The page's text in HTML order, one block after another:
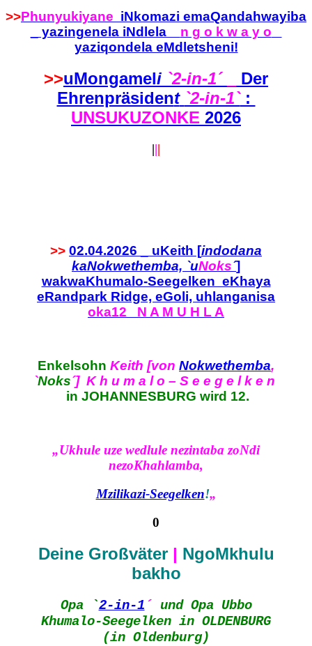
>>Phunyukiyane iNkomazi emaQandahwayiba
_ yazingenela iNdlela n g o k w a y o
yaziqondela eMdletsheni!
>>uMongameli `2-in-1´
Der
Ehrenpräsident `2-in-1`:
UNSUKUZONKE 2026
|||
>> 02.04.2026 _ uKeith [indodana
kaNokwethemba, `uNoks´]
wakwaKhumalo-Seegelken eKhaya
eRandpark Ridge, eGoli, uhlanganisa
oka12 N A M U H L A
Enkelsohn Keith [von Nokwethemba,
`Noks´] K h u m a l o – S e e g e l k e n
in JOHANNESBURG wird 12.
„Ukhule uze wedlule nezintaba zoNdi
nezoKhahlamba,
Mzilikazi-Seegelken!„
0
Deine Großväter | NgoMkhulu
bakho
Opa `2-in-1 ´ und Opa Ubbo
Khumalo-Seegelken in OLDENBURG
(in Oldenburg)